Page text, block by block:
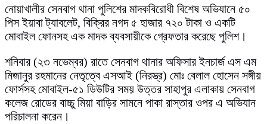
নোয়াখালীর সেনবাগ থানা পুলিশের মাদকবিরোধী বিশেষ অভিযানে ৫০
পিস ইয়াবা ট্যাবলেট, বিক্রির নগদ ৫ হাজার ৭২০ টাকা ও একটি
মোবাইল ফোনসহ এক মাদক ব্যবসায়ীকে গ্রেফতার করেছে পুলিশ।
শনিবার (২৩ নভেম্বর) রাতে সেনবাগ থানার অফিসার ইনচার্জ এস এম
মিজানুর রহমানের নেতৃত্বে এসআই (নিরস্ত্র) মোঃ বেলাল হোসেন সঙ্গীয়
ফোর্সসহ মোবাইল-৫১ ডিউটির সময় উত্তর সাহাপুর এলাকায় সেনবাগ
কলেজ রোডের বাচ্চু মিয়া বাড়ির সামনে পাকা রাস্তার ওপর এ অভিযান
পরিচালনা করেন।